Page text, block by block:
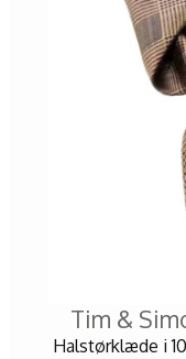
Tim &
Halstørklæde i